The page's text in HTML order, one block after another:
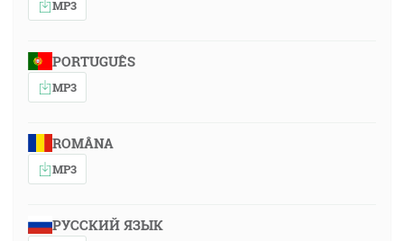
MP3
PORTUGUÊS
MP3
ROMÂNA
MP3
РУССКИЙ ЯЗЫК